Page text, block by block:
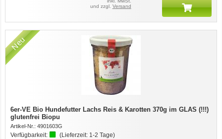
und zzgl. Versand
Neu
6er-VE Bio Hundefutter Lachs Reis & Karotten 370g im GLAS (!!!)
glutenfrei Biopu
Artikel-Nr.: 4901603G
Verfügbarkeit: (Lieferzeit: 1-2 Tage)